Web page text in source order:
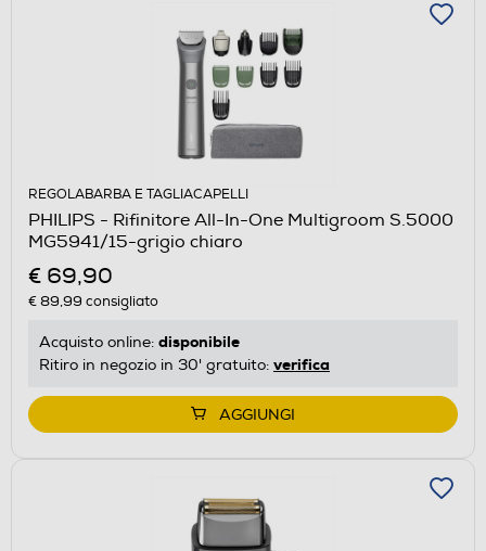
REGOLABARBA E TAGLIACAPELLI
PHILIPS - Rifinitore All-In-One Multigroom S.5000
MG5941/15-grigio chiaro
€ 69,90
€ 89,99 consigliato
Acquisto online: disponibile
Ritiro in negozio in 30' gratuito: verifica
AGGIUNGI